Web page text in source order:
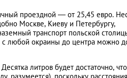
проездной — от 25,45 евро.
Москве, Киеву и Петербургу,
транспорт польской
любой окраины до центра можно
литров будет достаточно,